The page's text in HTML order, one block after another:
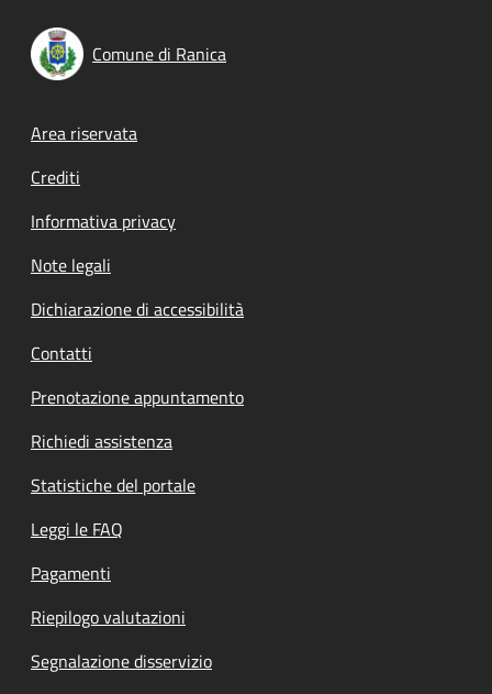
Comune di Ranica
Footer menu
Area riservata
Crediti
Informativa privacy
Note legali
Dichiarazione di accessibilità
Contatti
Prenotazione appuntamento
Richiedi assistenza
Statistiche del portale
Leggi le FAQ
Pagamenti
Riepilogo valutazioni
Segnalazione disservizio